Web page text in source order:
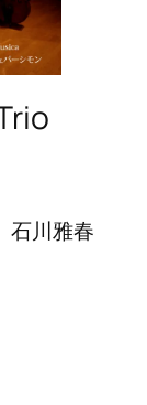
石川雅春